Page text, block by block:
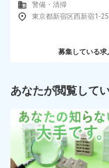
対象となる方
【学歴不問／未経験
歳未満の方 ※要普通
【こんな方に最適で
※家電を設置後、お
ません）。
■家電が好き・興味が
■安定企業で長く活躍
警備・清掃
東京都新宿区西新宿1-
募集している求
あなたが閲覧して